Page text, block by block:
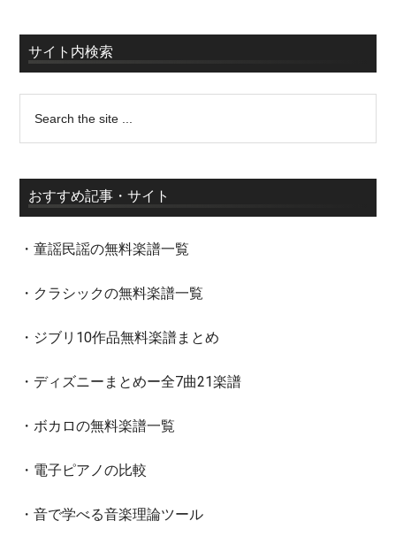
サイト内検索
おすすめ記事・サイト
・童謡民謡の無料楽譜一覧
・クラシックの無料楽譜一覧
・ジブリ10作品無料楽譜まとめ
・ディズニーまとめー全7曲21楽譜
・ボカロの無料楽譜一覧
・電子ピアノの比較
・音で学べる音楽理論ツール